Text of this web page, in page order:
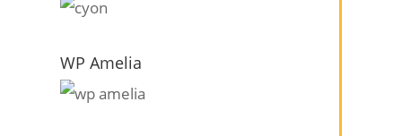
WP Amelia